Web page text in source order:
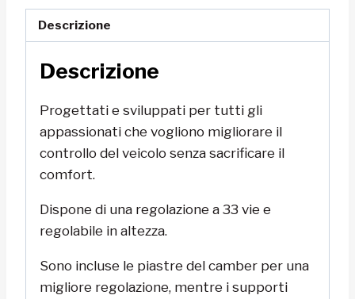
Descrizione
Descrizione
Progettati e sviluppati per tutti gli
appassionati che vogliono migliorare il
controllo del veicolo senza sacrificare il
comfort.
Dispone di una regolazione a 33 vie e
regolabile in altezza.
Sono incluse le piastre del camber per una
migliore regolazione, mentre i supporti